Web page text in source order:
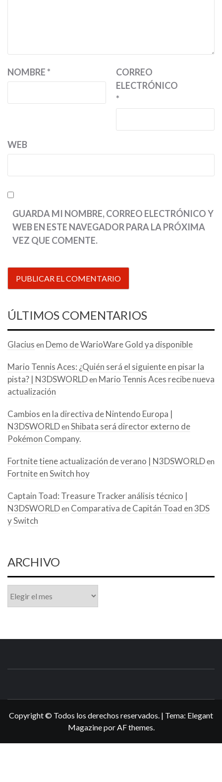
NOMBRE*
CORREO
ELECTRÓNICO
*
WEB
GUARDA MI NOMBRE, CORREO ELECTRÓNICO Y
WEB EN ESTE NAVEGADOR PARA LA PRÓXIMA
VEZ QUE COMENTE.
ÚLTIMOS COMENTARIOS
Glacius en Demo de WarioWare Gold ya disponible
Mario Tennis Aces: ¿Quién será el siguiente en pisar la
pista? | N3DSWORLDen Mario Tennis Aces recibe nueva
actualización
Cambios en la directiva de Nintendo Europa |
N3DSWORLDen Shibata será director externo de
Pokémon Company.
Fortnite tiene actualización de verano | N3DSWORLDen
Fortnite en Switch hoy
Captain Toad: Treasure Tracker análisis técnico |
N3DSWORLDen Comparativa de Capitán Toad en 3DS
y Switch
ARCHIVO
Copyright © Todos los derechos reservados. | Tema: Elegant
MagazineporAF themes.